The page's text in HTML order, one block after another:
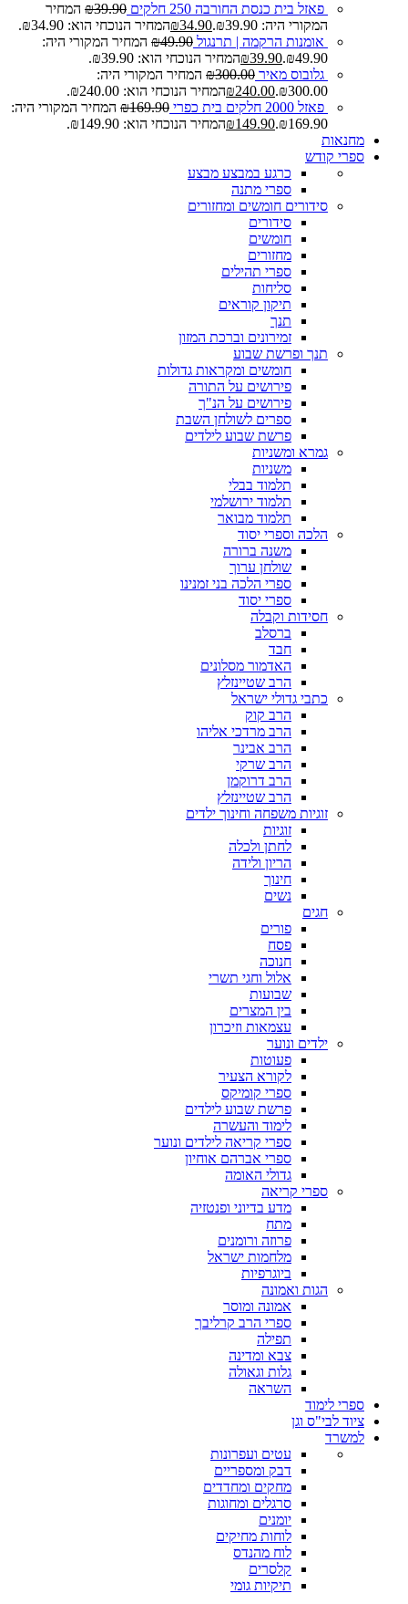
פאזל בית כנסת החורבה 250 חלקים ₪39.90
המחיר
המקורי היה: ₪39.90.
₪34.90
המחיר הנוכחי הוא: ₪34.90.
אומנות הרקמה | תרנגול
₪49.90
המחיר המקורי היה:
₪49.90.
₪39.90
המחיר הנוכחי הוא: ₪39.90.
גלובוס מאיר
₪300.00
המחיר המקורי היה:
₪300.00.
₪240.00
המחיר הנוכחי הוא: ₪240.00.
פאזל 2000 חלקים בית כפרי
₪169.90
המחיר המקורי היה:
₪169.90.
₪149.90
המחיר הנוכחי הוא: ₪149.90.
מחנאות
ספרי קודש
כרגע במבצע מבצע
ספרי מתנה
סידורים חומשים ומחזורים
סידורים
חומשים
מחזורים
ספרי תהילים
סליחות
תיקון קוראים
תנך
זמירונים וברכת המזון
תנך ופרשת שבוע
חומשים ומקראות גדולות
פירושים על התורה
פירושים על הנ"ך
ספרים לשולחן השבת
פרשת שבוע לילדים
גמרא ומשניות
משניות
תלמוד בבלי
תלמוד ירושלמי
תלמוד מבואר
הלכה וספרי יסוד
משנה ברורה
שולחן ערוך
ספרי הלכה בני זמנינו
ספרי יסוד
חסידות וקבלה
ברסלב
חבד
האדמור מסלונים
הרב שטיינזלץ
כתבי גדולי ישראל
הרב קוק
הרב מרדכי אליהו
הרב אבינר
הרב שרקי
הרב דרוקמן
הרב שטיינזלץ
זוגיות משפחה וחינוך ילדים
זוגיות
לחתן ולכלה
הריון ולידה
חינוך
נשים
חגים
פורים
פסח
חנוכה
אלול וחגי תשרי
שבועות
בין המצרים
עצמאות וזיכרון
ילדים ונוער
פעוטות
לקורא הצעיר
ספרי קומיקס
פרשת שבוע לילדים
לימוד והעשרה
ספרי קריאה לילדים ונוער
ספרי אברהם אוחיון
גדולי האומה
ספרי קריאה
מדע בדיוני ופנטזיה
מתח
פרוזה ורומנים
מלחמות ישראל
ביוגרפיות
הגות ואמונה
אמונה ומוסר
ספרי הרב קרליבך
תפילה
צבא ומדינה
גלות וגאולה
השראה
ספרי לימוד
ציוד לבי"ס וגן
למשרד
עטים ועפרונות
דבק ומספריים
מחקים ומחדדים
סרגלים ומחוגות
יומנים
לוחות מחיקים
לוח מהנדס
קלסרים
תיקיות גומי